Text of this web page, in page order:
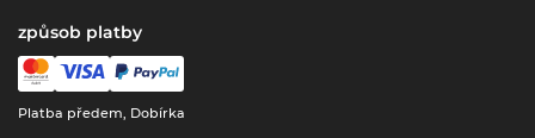
způsob platby
Platba předem, Dobírka